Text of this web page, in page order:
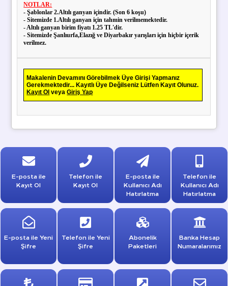
NOTLAR:
- Şablonlar 2.Altılı ganyan içindir. (Son 6 koşu)
- Sitemizde 1.Altılı ganyan için tahmin verilmemektedir.
- Altılı ganyan birim fiyatı 1.25 TL'dir.
- Sitemizde Şanlıurfa,Elazığ ve Diyarbakır yarışları için hiçbir içerik
verilmez.
Makalenin Devamını Görebilmek Üye Girişi Yapmanız
Gerekmektedir... Kayıtlı Üye Değilseniz Lütfen Kayıt Olunuz.
Kayıt Ol veyaGiriş Yap
E-posta ile
Kayıt Ol
Telefon ile
Kayıt Ol
E-posta ile
Kullanıcı Adı
Hatırlatma
Telefon ile
Kullanıcı Adı
Hatırlatma
E-posta ile Yeni
Şifre
Telefon ile Yeni
Şifre
Abonelik
Paketleri
Banka Hesap
Numaralarımız